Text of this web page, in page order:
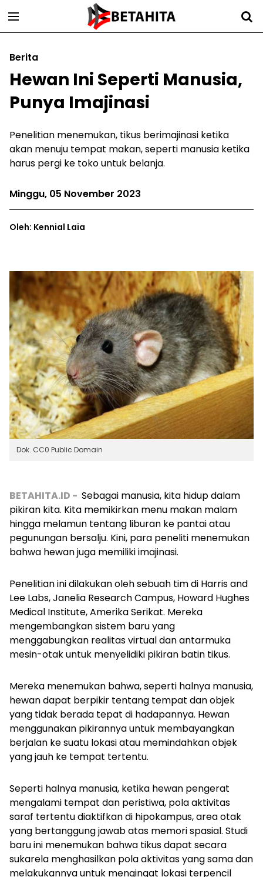
Berita
Hewan Ini Seperti Manusia,
Punya Imajinasi
Penelitian menemukan, tikus berimajinasi ketika
akan menuju tempat makan, seperti manusia ketika
harus pergi ke toko untuk belanja.
Minggu, 05 November 2023
Oleh: Kennial Laia
Dok. CC0 Public Domain
BETAHITA.ID - Sebagai manusia, kita hidup dalam
pikiran kita. Kita memikirkan menu makan malam
hingga melamun tentang liburan ke pantai atau
pegunungan bersalju. Kini, para peneliti menemukan
bahwa hewan juga memiliki imajinasi.
Penelitian ini dilakukan oleh sebuah tim di Harris and
Lee Labs, Janelia Research Campus, Howard Hughes
Medical Institute, Amerika Serikat. Mereka
mengembangkan sistem baru yang
menggabungkan realitas virtual dan antarmuka
mesin-otak untuk menyelidiki pikiran batin tikus.
Mereka menemukan bahwa, seperti halnya manusia,
hewan dapat berpikir tentang tempat dan objek
yang tidak berada tepat di hadapannya. Hewan
menggunakan pikirannya untuk membayangkan
berjalan ke suatu lokasi atau memindahkan objek
yang jauh ke tempat tertentu.
Seperti halnya manusia, ketika hewan pengerat
mengalami tempat dan peristiwa, pola aktivitas
saraf tertentu diaktifkan di hipokampus, area otak
yang bertanggung jawab atas memori spasial. Studi
baru ini menemukan bahwa tikus dapat secara
sukarela menghasilkan pola aktivitas yang sama dan
melakukannya untuk mengingat lokasi terpencil